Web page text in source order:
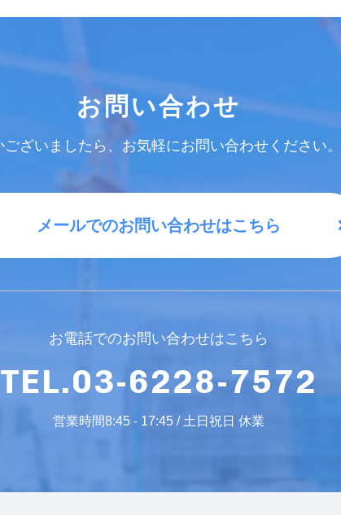
お問い合わせ
ございましたら、お気軽にお問い合わせください
メールでのお問い合わせはこちら
お電話でのお問い合わせはこちら
TEL.03-6228-7572
営業時間8:45 - 17:45 / 土日祝日 休業